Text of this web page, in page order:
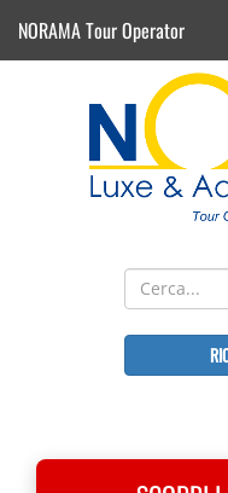
NORAMA Tour Operator